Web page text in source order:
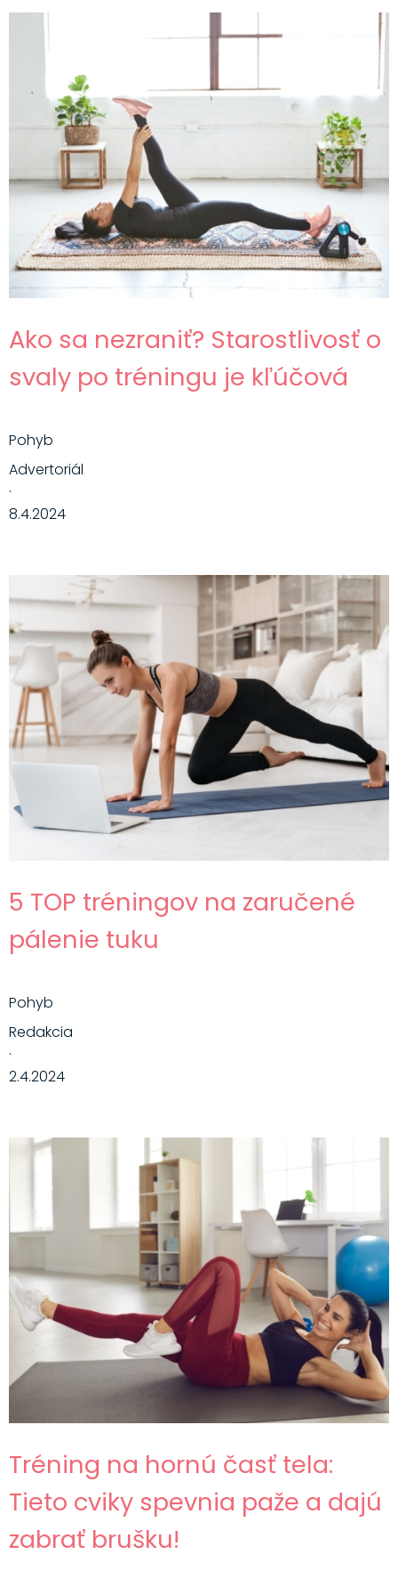
Ako sa nezraniť? Starostlivosť o
svaly po tréningu je kľúčová
Pohyb
Advertoriál
·
8.4.2024
5 TOP tréningov na zaručené
pálenie tuku
Pohyb
Redakcia
·
2.4.2024
Tréning na hornú časť tela:
Tieto cviky spevnia paže a dajú
zabrať brušku!